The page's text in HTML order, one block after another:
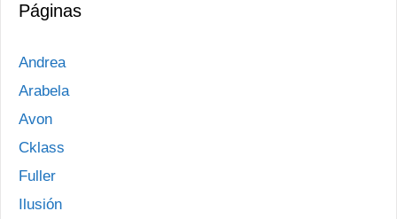
Páginas
Andrea
Arabela
Avon
Cklass
Fuller
Ilusión